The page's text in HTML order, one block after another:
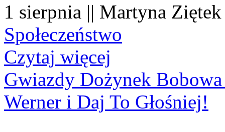
1 sierpnia || Martyna
Społeczeństwo
Czytaj więcej
Gwiazdy Dożynek Bobowa
Werner i Daj To Głośniej!